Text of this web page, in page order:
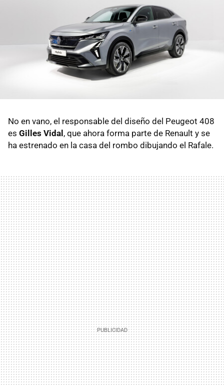
No en vano, el responsable del diseño del Peugeot 408
es Gilles Vidal , que ahora forma parte de Renault y se
ha estrenado en la casa del rombo dibujando el Rafale.